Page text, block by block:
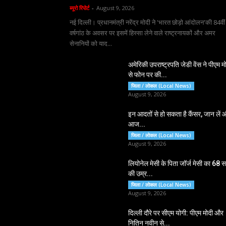
ब्यूरो रिपोर्ट - August 9, 2026
नई दिल्ली। प्रधानमंत्री नरेंद्र मोदी ने 'भारत छोड़ो आंदोलन'की 84वीं
वर्षगांठ के अवसर पर इसमें हिस्सा लेने वाले राष्ट्रनायकों और अमर
सेनानियों को याद...
अमेरिकी उपराष्ट्रपति जेडी वेंस ने पीएम
से फोन पर की...
जिला / लोकल (Local News)
August 9, 2026
इन आदतों से हो सकता है कैंसर, जान लें
आज...
जिला / लोकल (Local News)
August 9, 2026
लियोनेल मेसी के पिता जॉर्ज मेसी का 68
की उम्र...
जिला / लोकल (Local News)
August 9, 2026
दिल्ली दौरे पर सीएम योगी: पीएम मोदी और
नितिन नवीन से...